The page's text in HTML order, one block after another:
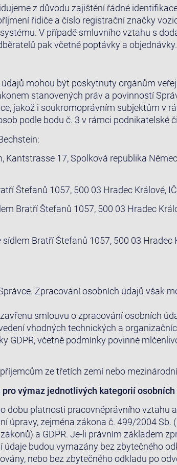
z důvodu zajištění řádné
řidiče a číslo registrační značky
V případě smluvního vztahu s
pak včetně poptávky a objednávky.
mohou být poskytnuty orgánům
stanovených práv a povinností
jakož i soukromoprávním subjektům v
podle bodu č. 3 v rámci podnikatelské
Kantstrasse 17, Spolková republika
Štefanů 1057, 500 03 Hradec Králové,
Bratří Štefanů 1057, 500 03 Hradec
Bratří Štefanů 1057, 500 03 Hradec
Zpracování osobních údajů však
smlouvu o zpracování osobních
vhodných technických a
GDPR, včetně podmínky povinné
ze třetích zemí nebo
výmaz jednotlivých kategorií osobních
dobu platnosti pracovněprávního vztahu
úpravy, zejména zákona č. 499/2004 Sb.
a GDPR. Je-li právním základem
budou vymazány bez zbytečného
nebo bez zbytečného odkladu po